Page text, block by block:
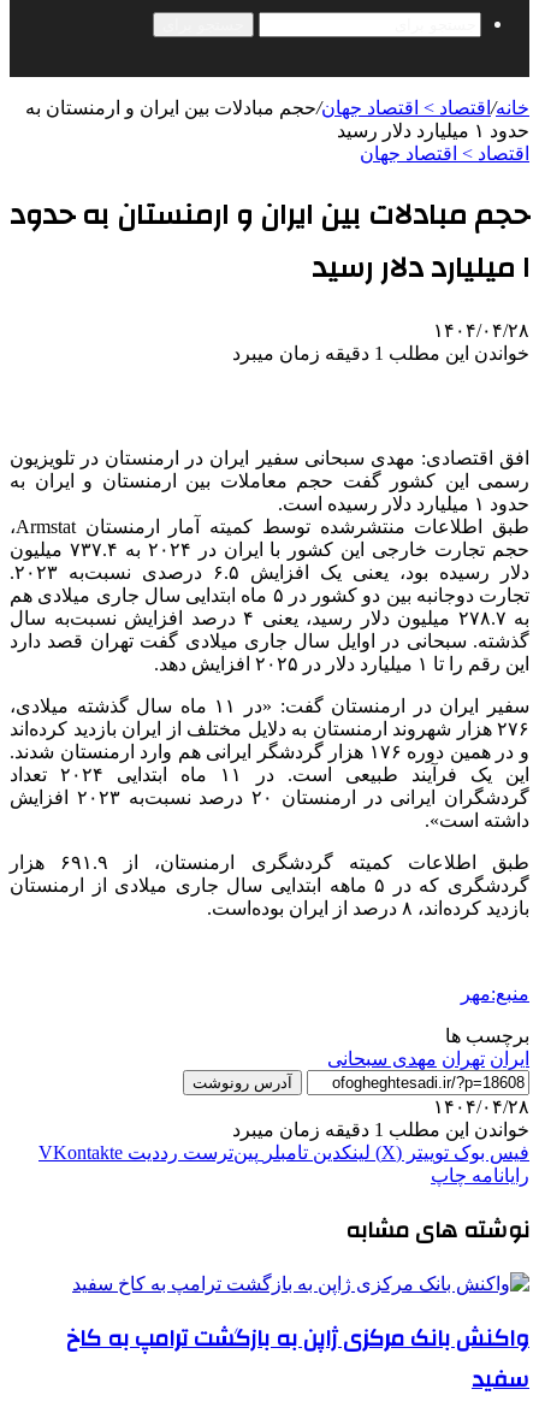
خانه/ اقتصاد > اقتصاد جهان/حجم مبادلات بین ایران و ارمنستان به
حدود ۱ میلیارد دلار رسید
اقتصاد > اقتصاد جهان
حجم مبادلات بین ایران و ارمنستان به حدود
۱ میلیارد دلار رسید
۱۴۰۴/۰۴/۲۸
خواندن این مطلب 1 دقیقه زمان میبرد
افق اقتصادی: مهدی سبحانی سفیر ایران در ارمنستان در تلویزیون
رسمی این کشور گفت حجم معاملات بین ارمنستان و ایران به
حدود ۱ میلیارد دلار رسیده است.
طبق اطلاعات منتشرشده توسط کمیته آمار ارمنستان Armstat،
حجم تجارت خارجی این کشور با ایران در ۲۰۲۴ به ۷۳۷.۴ میلیون
دلار رسیده بود، یعنی یک افزایش ۶.۵ درصدی نسبت‌به ۲۰۲۳.
تجارت دوجانبه بین دو کشور در ۵ ماه ابتدایی سال جاری میلادی هم
به ۲۷۸.۷ میلیون دلار رسید، یعنی ۴ درصد افزایش نسبت‌به سال
گذشته. سبحانی در اوایل سال جاری میلادی گفت تهران قصد دارد
این رقم را تا ۱ میلیارد دلار در ۲۰۲۵ افزایش دهد.
سفیر ایران در ارمنستان گفت: «در ۱۱ ماه سال گذشته میلادی،
۲۷۶ هزار شهروند ارمنستان به دلایل مختلف از ایران بازدید کرده‌اند
و در همین دوره ۱۷۶ هزار گردشگر ایرانی هم وارد ارمنستان شدند.
این یک فرآیند طبیعی است. در ۱۱ ماه ابتدایی ۲۰۲۴ تعداد
گردشگران ایرانی در ارمنستان ۲۰ درصد نسبت‌به ۲۰۲۳ افزایش
داشته است».
طبق اطلاعات کمیته گردشگری ارمنستان، از ۶۹۱.۹ هزار
گردشگری که در ۵ ماهه ابتدایی سال جاری میلادی از ارمنستان
بازدید کرده‌اند، ۸ درصد از ایران بوده‌است.
منبع:مهر
برچسب ها
ایران تهران مهدی سبحانی
آدرس رونوشت
۱۴۰۴/۰۴/۲۸
خواندن این مطلب 1 دقیقه زمان میبرد
فیس بوک توییتر (X) لینکدین ‫تامبلر ‫پین‌ترست ‫رددیت ‫VKontakte
رایانامه چاپ
نوشته های مشابه
واکنش بانک مرکزی ژاپن به بازگشت ترامپ به کاخ
سفید